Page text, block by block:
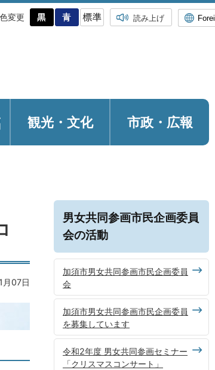
変更 読み上げ
観光・ 文化 市政・広報
月07日
男女共同参画市民企画委員
会の活動
加須市男女共同参画市民企画委員
会
加須市男女共同参画市民企画委員
を募集しています
令和2年度 男女共同参画セミナー
「クリスマスコンサート」